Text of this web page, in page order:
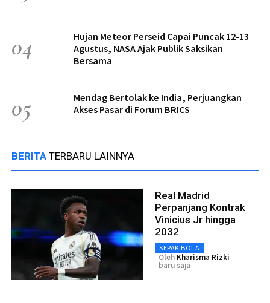
04
Hujan Meteor Perseid Capai Puncak 12-13
Agustus, NASA Ajak Publik Saksikan
Bersama
05
Mendag Bertolak ke India, Perjuangkan
Akses Pasar di Forum BRICS
BERITA TERBARU LAINNYA
Real Madrid
Perpanjang Kontrak
Vinicius Jr hingga
2032
SEPAK BOLA
Oleh Kharisma Rizki
baru saja